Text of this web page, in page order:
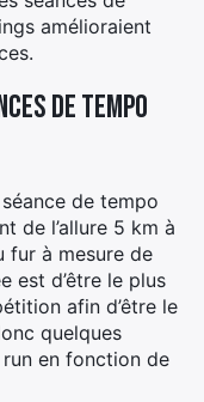
amélioraient
de Tempo
de tempo
de l’allure 5 km à
fur à mesure de
est d’être le plus
afin d’être le
quelques
en fonction de